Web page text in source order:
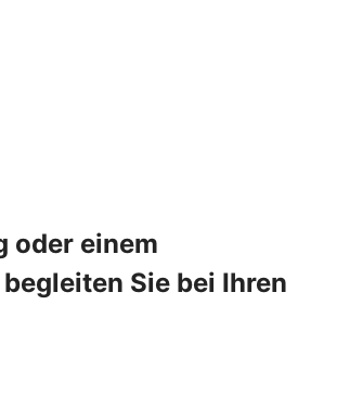
oder einem
Sie bei Ihren